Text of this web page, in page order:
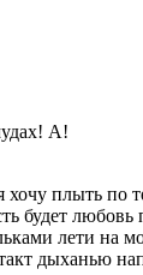
А!
хочу плыть по
будет
лети на
дыханью